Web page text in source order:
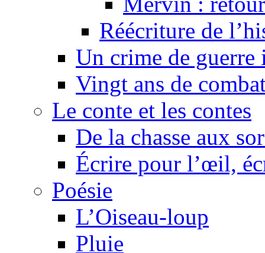
Réécriture de
Un crime de guerre
Vingt ans de
Le conte et les contes
De la chasse aux
Écrire pour l’œil,
Poésie
L’Oiseau-loup
Pluie